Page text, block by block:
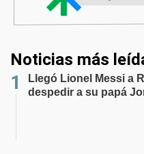
Noticias más
Llegó Lionel Messi a
despedir a su papá